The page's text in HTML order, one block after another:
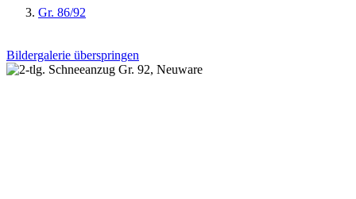
Gr. 86/92
Bildergalerie überspringen